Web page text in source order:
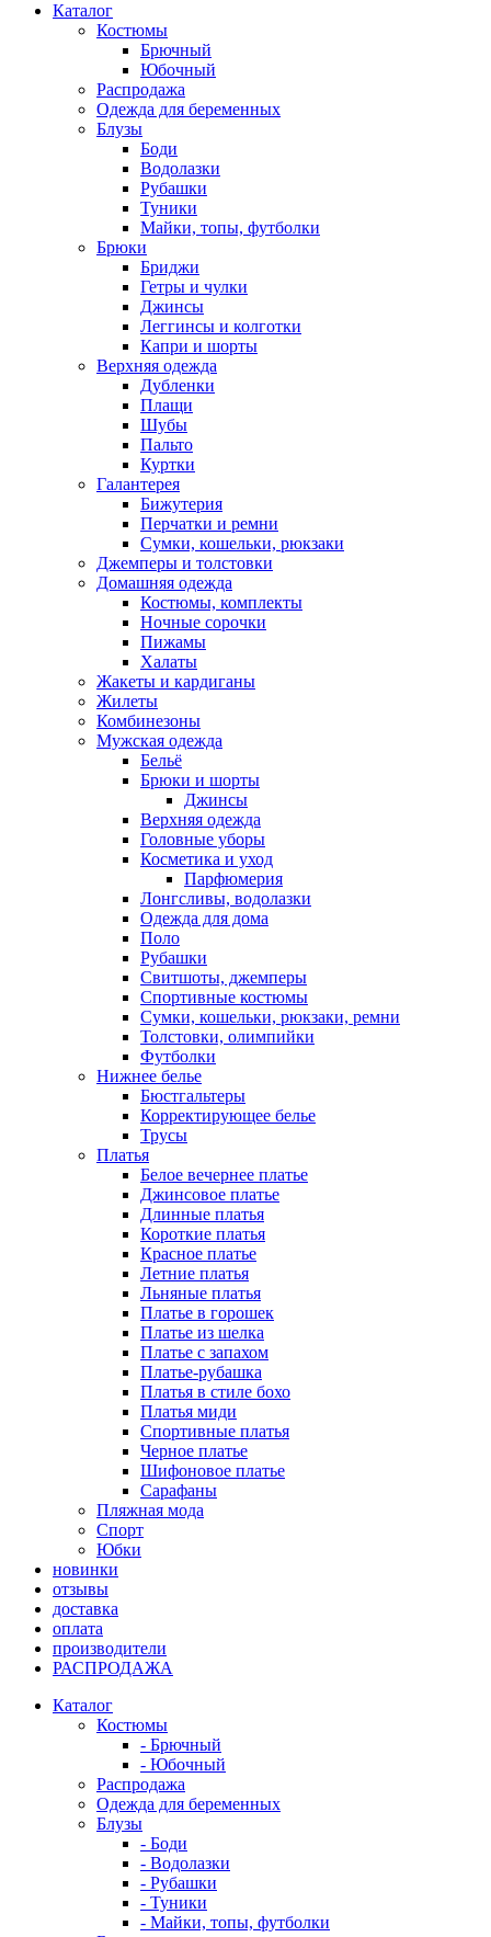
Каталог
Костюмы
Брючный
Юбочный
Распродажа
Одежда для беременных
Блузы
Боди
Водолазки
Рубашки
Туники
Майки, топы, футболки
Брюки
Бриджи
Гетры и чулки
Джинсы
Леггинсы и колготки
Капри и шорты
Верхняя одежда
Дубленки
Плащи
Шубы
Пальто
Куртки
Галантерея
Бижутерия
Перчатки и ремни
Сумки, кошельки, рюкзаки
Джемперы и толстовки
Домашняя одежда
Костюмы, комплекты
Ночные сорочки
Пижамы
Халаты
Жакеты и кардиганы
Жилеты
Комбинезоны
Мужская одежда
Бельё
Брюки и шорты
Джинсы
Верхняя одежда
Головные уборы
Косметика и уход
Парфюмерия
Лонгсливы, водолазки
Одежда для дома
Поло
Рубашки
Свитшоты, джемперы
Спортивные костюмы
Сумки, кошельки, рюкзаки, ремни
Толстовки, олимпийки
Футболки
Нижнее белье
Бюстгальтеры
Корректирующее белье
Трусы
Платья
Белое вечернее платье
Джинсовое платье
Длинные платья
Короткие платья
Красное платье
Летние платья
Льняные платья
Платье в горошек
Платье из шелка
Платье с запахом
Платье-рубашка
Платья в стиле бохо
Платья миди
Спортивные платья
Черное платье
Шифоновое платье
Сарафаны
Пляжная мода
Спорт
Юбки
новинки
отзывы
доставка
оплата
производители
РАСПРОДАЖА
Каталог
Костюмы
- Брючный
- Юбочный
Распродажа
Одежда для беременных
Блузы
- Боди
- Водолазки
- Рубашки
- Туники
- Майки, топы, футболки